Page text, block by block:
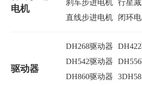
电机
刹车步进电机 行星
直线步进电机
闭环
驱动器
DH268驱动器
DH542驱动器
DH860驱动器